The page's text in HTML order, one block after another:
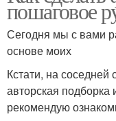
пошаговое
Сегодня мы с вами
основе моих
Кстати, на соседней
авторская
рекомендую